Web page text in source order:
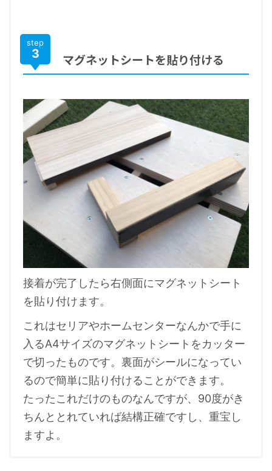
step
3 マグネットシートを貼り付ける
接着が完了したら右側面にマグネットシート
を貼り付けます。
これはセリアやホームセンターなんかで手に
入るA4サイズのマグネットシートをカッター
で切ったものです。裏面がシールになってい
るので簡単に貼り付けることができます。
たったこれだけのものなんですが、90度がき
ちんととれていれば結構正確ですし、重宝し
ますよ。